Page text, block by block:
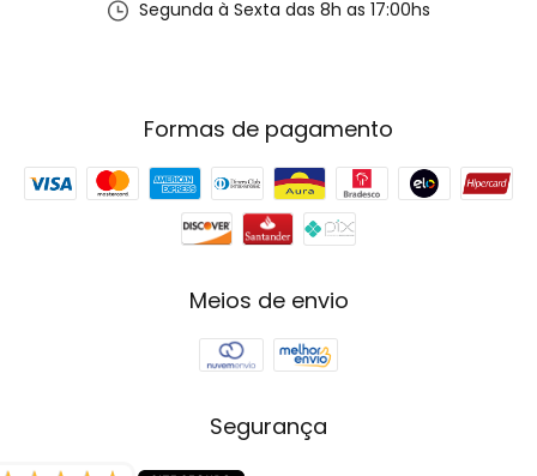
Segunda à Sexta das 8h as 17:00hs
Formas de pagamento
Meios de envio
Segurança